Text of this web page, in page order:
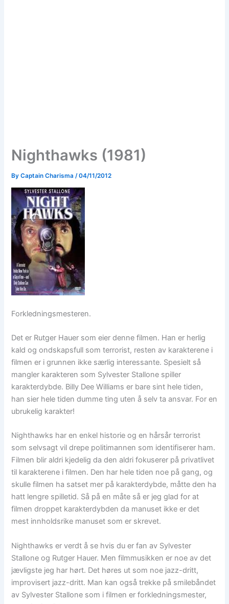
Nighthawks (1981)
ByCaptain Charisma /04/11/2012
Forkledningsmesteren.
Det er Rutger Hauer som eier denne filmen. Han er herlig
kald og ondskapsfull som terrorist, resten av karakterene i
filmen er i grunnen ikke særlig interessante. Spesielt så
mangler karakteren som Sylvester Stallone spiller
karakterdybde. Billy Dee Williams er bare sint hele tiden,
han sier hele tiden dumme ting uten å selv ta ansvar. For en
ubrukelig karakter!
Nighthawks har en enkel historie og en hårsår terrorist
som selvsagt vil drepe politimannen som identifiserer ham.
Filmen blir aldri kjedelig da den aldri fokuserer på privatlivet
til karakterene i filmen. Den har hele tiden noe på gang, og
skulle filmen ha satset mer på karakterdybde, måtte den ha
hatt lengre spilletid. Så på en måte så er jeg glad for at
filmen droppet karakterdybden da manuset ikke er det
mest innholdsrike manuset som er skrevet.
Nighthawks er verdt å se hvis du er fan av Sylvester
Stallone og Rutger Hauer. Men filmmusikken er noe av det
jævligste jeg har hørt. Det høres ut som noe jazz-dritt,
improvisert jazz-dritt. Man kan også trekke på smilebåndet
av Sylvester Stallone som i filmen er forkledningsmester,